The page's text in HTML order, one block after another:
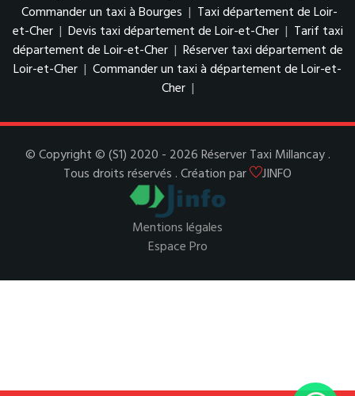
Commander un taxi à Bourges | Taxi département de Loir-
et-Cher | Devis taxi département de Loir-et-Cher | Tarif taxi
département de Loir-et-Cher | Réserver taxi département de
Loir-et-Cher | Commander un taxi à département de Loir-et-
Cher |
© Copyright © (S1) 2020 - 2026 Réserver Taxi Millancay .
Tous droits réservés . Création par
JINFO
Mentions légales
Espace Pro